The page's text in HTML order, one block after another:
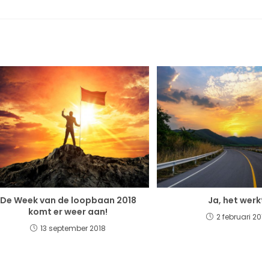
De Week van de loopbaan 2018
komt er weer aan!
13 september 2018
Ja, het
2 februari